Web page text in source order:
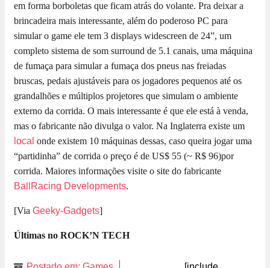
em forma borboletas que ficam atrás do volante. Pra deixar a
brincadeira mais interessante, além do poderoso PC para
simular o game ele tem 3 displays widescreen de 24”, um
completo sistema de som surround de 5.1 canais, uma máquina
de fumaça para simular a fumaça dos pneus nas freiadas
bruscas, pedais ajustáveis para os jogadores pequenos até os
grandalhões e múltiplos projetores que simulam o ambiente
externo da corrida. O mais interessante é que ele está à venda,
mas o fabricante não divulga o valor. Na Inglaterra existe um
local onde existem 10 máquinas dessas, caso queira jogar uma
“partidinha” de corrida o preço é de US$ 55 (~ R$ 96)por
corrida. Maiores informações visite o site do fabricante
BallRacing Developments.
[Via Geeky-Gadgets]
Últimas no ROCK’N TECH
Submarino.com.br